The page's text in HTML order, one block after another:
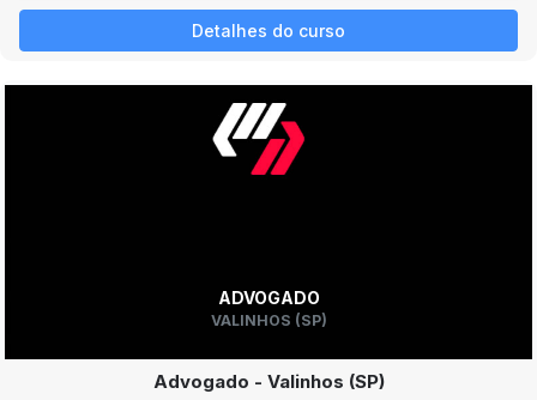
Detalhes do curso
ADVOGADO
VALINHOS (SP)
Advogado - Valinhos (SP)